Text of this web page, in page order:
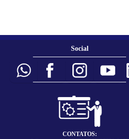
Social
___________________________
CONTATOS: